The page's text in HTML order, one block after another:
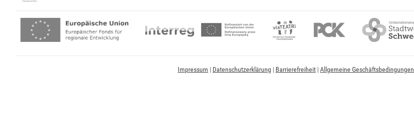
Impressum | Datenschutzerklärung | Barrierefreiheit |Allgemeine Geschäftsbedingungen